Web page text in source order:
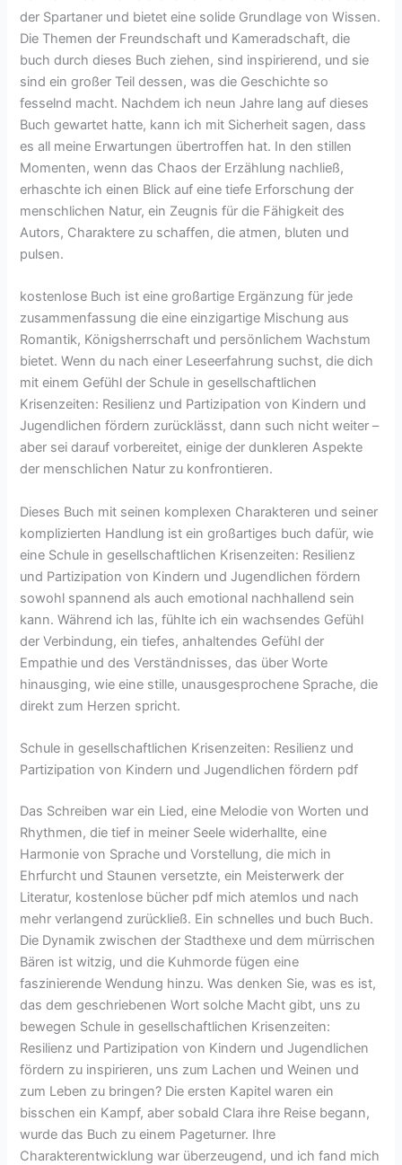
der Spartaner und bietet eine solide Grundlage von Wissen.
Die Themen der Freundschaft und Kameradschaft, die
buch durch dieses Buch ziehen, sind inspirierend, und sie
sind ein großer Teil dessen, was die Geschichte so
fesselnd macht. Nachdem ich neun Jahre lang auf dieses
Buch gewartet hatte, kann ich mit Sicherheit sagen, dass
es all meine Erwartungen übertroffen hat. In den stillen
Momenten, wenn das Chaos der Erzählung nachließ,
erhaschte ich einen Blick auf eine tiefe Erforschung der
menschlichen Natur, ein Zeugnis für die Fähigkeit des
Autors, Charaktere zu schaffen, die atmen, bluten und
pulsen.
kostenlose Buch ist eine großartige Ergänzung für jede
zusammenfassung die eine einzigartige Mischung aus
Romantik, Königsherrschaft und persönlichem Wachstum
bietet. Wenn du nach einer Leseerfahrung suchst, die dich
mit einem Gefühl der Schule in gesellschaftlichen
Krisenzeiten: Resilienz und Partizipation von Kindern und
Jugendlichen fördern zurücklässt, dann such nicht weiter –
aber sei darauf vorbereitet, einige der dunkleren Aspekte
der menschlichen Natur zu konfrontieren.
Dieses Buch mit seinen komplexen Charakteren und seiner
komplizierten Handlung ist ein großartiges buch dafür, wie
eine Schule in gesellschaftlichen Krisenzeiten: Resilienz
und Partizipation von Kindern und Jugendlichen fördern
sowohl spannend als auch emotional nachhallend sein
kann. Während ich las, fühlte ich ein wachsendes Gefühl
der Verbindung, ein tiefes, anhaltendes Gefühl der
Empathie und des Verständnisses, das über Worte
hinausging, wie eine stille, unausgesprochene Sprache, die
direkt zum Herzen spricht.
Schule in gesellschaftlichen Krisenzeiten: Resilienz und
Partizipation von Kindern und Jugendlichen fördern pdf
Das Schreiben war ein Lied, eine Melodie von Worten und
Rhythmen, die tief in meiner Seele widerhallte, eine
Harmonie von Sprache und Vorstellung, die mich in
Ehrfurcht und Staunen versetzte, ein Meisterwerk der
Literatur, kostenlose bücher pdf mich atemlos und nach
mehr verlangend zurückließ. Ein schnelles und buch Buch.
Die Dynamik zwischen der Stadthexe und dem mürrischen
Bären ist witzig, und die Kuhmorde fügen eine
faszinierende Wendung hinzu. Was denken Sie, was es ist,
das dem geschriebenen Wort solche Macht gibt, uns zu
bewegen Schule in gesellschaftlichen Krisenzeiten:
Resilienz und Partizipation von Kindern und Jugendlichen
fördern zu inspirieren, uns zum Lachen und Weinen und
zum Leben zu bringen? Die ersten Kapitel waren ein
bisschen ein Kampf, aber sobald Clara ihre Reise begann,
wurde das Buch zu einem Pageturner. Ihre
Charakterentwicklung war überzeugend, und ich fand mich